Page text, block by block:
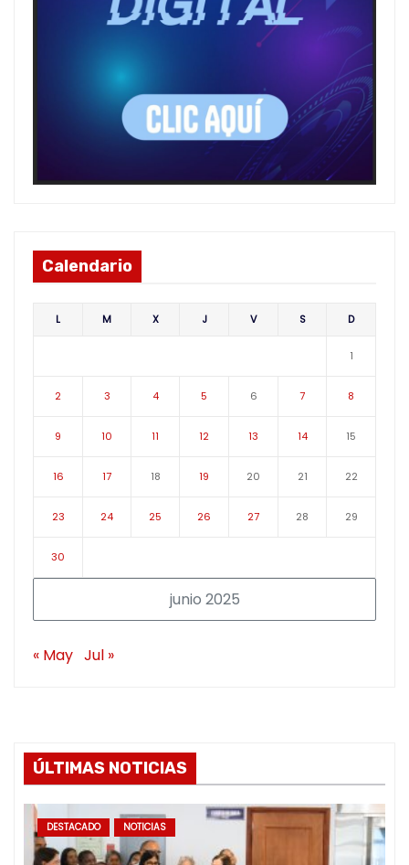
Calendario
junio 2025
L M X J V S D
1
2 3 4 5 6 7 8
9 10 11 12 13 14 15
16 17 18 19 20 21 22
23 24 25 26 27 28 29
30
« May Jul »
ÚLTIMAS NOTICIAS
DESTACADO NOTICIAS